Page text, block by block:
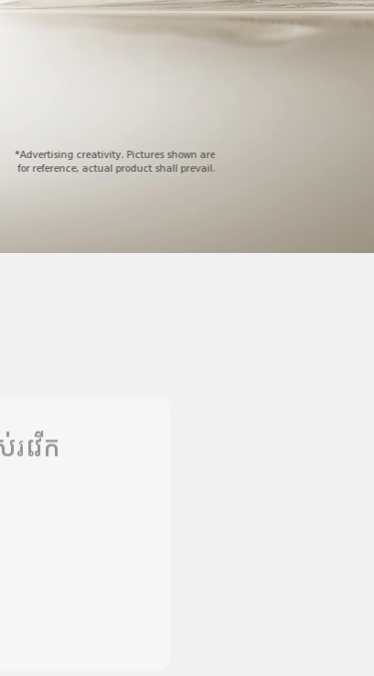
*Advertising creativity. Pictures shown are
for reference, actual product shall prevail.
វើក